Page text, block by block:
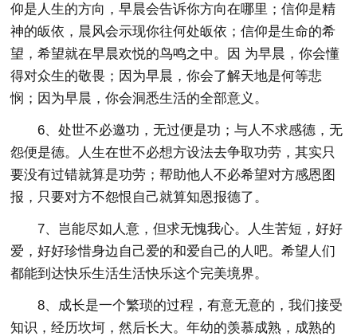
仰是人生的方向，早晨会告诉你方向在哪里；信仰是精
神的皈依，晨风会示现你往何处皈依；信仰是生命的希
望，希望就在早晨欢悦的鸟鸣之中。因 为早晨，你会懂
得对众生的敬畏；因为早晨，你会了解天地是何等悲
悯；因为早晨，你会洞悉生活的全部意义。
6、处世不必邀功，无过便是功；与人不求感德，无
怨便是德。人生在世不必想方设法去争取功劳，其实只
要没有过错就算是功劳；帮助他人不必希望对方感恩图
报，只要对方不怨恨自己就算知恩报德了。
7、岂能尽如人意，但求无愧我心。人生苦短，好好
爱，好好珍惜身边自己爱的和爱自己的人吧。希望人们
都能到达快乐生活生活快乐这个完美境界。
8、成长是一个繁琐的过程，有意无意的，我们接受
知识，经历坎坷，然后长大。年幼的羡慕成熟，成熟的